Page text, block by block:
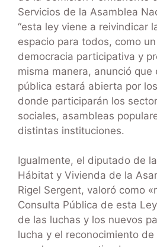
Servicios de la Asamblea
“esta ley viene a reivindicar
espacio para todos, como
democracia participativa y
misma manera, anunció que
pública estará abierta por
donde participarán los
sociales, asambleas
distintas instituciones.
Igualmente, el diputado de
Hábitat y Vivienda de la
Rigel Sergent, valoró como
Consulta Pública de esta
de las luchas y los nuevos
lucha y el reconocimiento